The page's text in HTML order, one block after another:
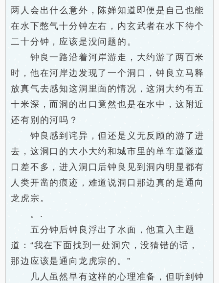
两人会出什么意外，陈婵知道即便是自己也能
在水下憋气十分钟左右，内玄武者在水下待个
二十分钟，应该是没问题的。
钟良一路沿着河岸游走，大约游了两百米
时，他在河岸边发现了一个洞口，钟良立马释
放真气去感知这洞里面的情况，这洞大约有五
十米深，而洞的出口竟然也是在水中，这附近
还有别的河吗？
钟良感到诧异，但还是义无反顾的游了进
去，这洞口的大小大约和城市里的单车道隧道
口差不多，进入洞口后钟良见到洞内明显都有
人类开凿的痕迹，难道说洞口那边真的是通向
龙虎宗。
。.
五分钟后钟良浮出了水面，他直入主题
道：“我在下面找到一处洞穴，没猜错的话，
那边应该是通向龙虎宗的。”
几人虽然早有这样的心理准备，但听到钟